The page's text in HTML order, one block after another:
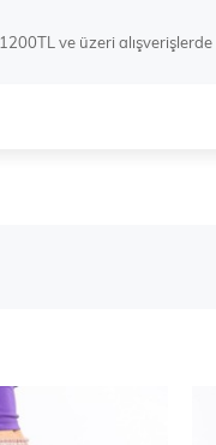
1200TL ve üzeri alışverişlerde